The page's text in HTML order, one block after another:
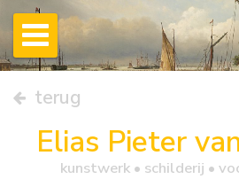
terug
Elias Pieter
kunstwerk • schilderij •